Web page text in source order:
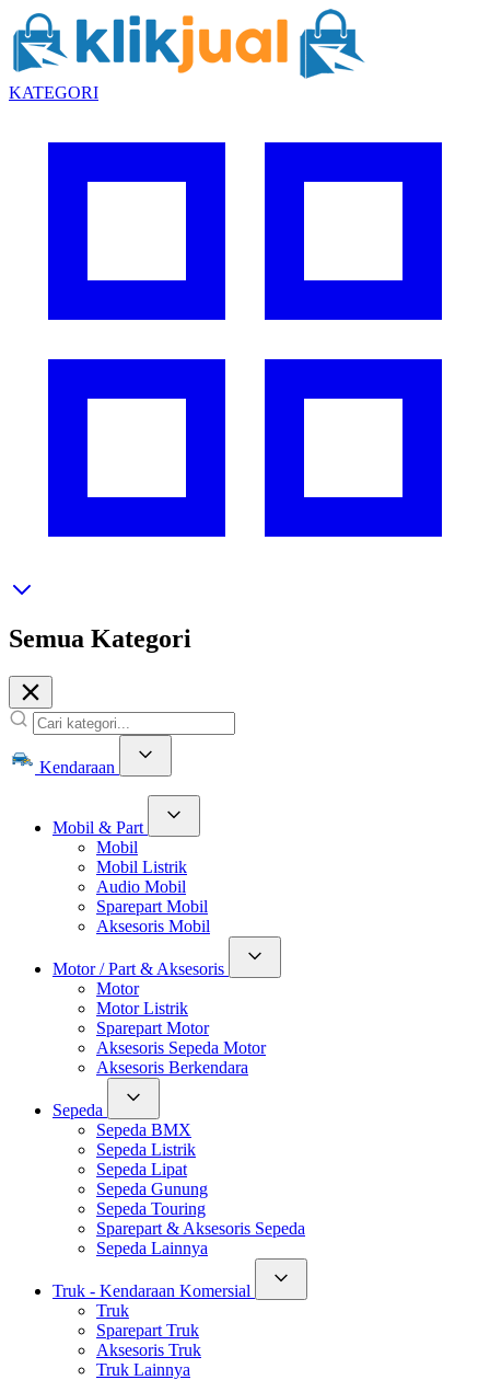
KATEGORI
Semua Kategori
Kendaraan
Mobil & Part
Mobil
Mobil Listrik
Audio Mobil
Sparepart Mobil
Aksesoris Mobil
Motor / Part & Aksesoris
Motor
Motor Listrik
Sparepart Motor
Aksesoris Sepeda Motor
Aksesoris Berkendara
Sepeda
Sepeda BMX
Sepeda Listrik
Sepeda Lipat
Sepeda Gunung
Sepeda Touring
Sparepart & Aksesoris Sepeda
Sepeda Lainnya
Truk - Kendaraan Komersial
Truk
Sparepart Truk
Aksesoris Truk
Truk Lainnya